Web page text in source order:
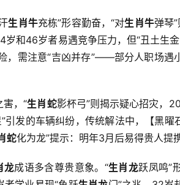
生肖牛充栋”形容勤奋，“对生肖牛弹琴
岁和46岁者易遇竞争压力，但“丑土生
，需注意“吉凶并存”——部分人职场遇
害，“生肖蛇影杯弓”则揭示疑心招灾，
引发的车辆纠纷，传统解法中，【黑
蛇化为龙”提示：明年3月后易得贵人提
龙成语多含尊贵意象。“生肖龙跃凤鸣”